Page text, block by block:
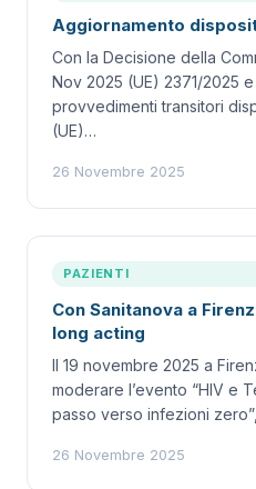
Aggiornamento
Con la Decisione della
Nov 2025 (UE) 2371/2025
provvedimenti transitori
(UE)…
26 Novembre 2025
PAZIENTI
Con Sanitanova a
long acting
Il 19 novembre 2025 a
moderare l’evento “HIV e
passo verso infezioni
26 Novembre 2025